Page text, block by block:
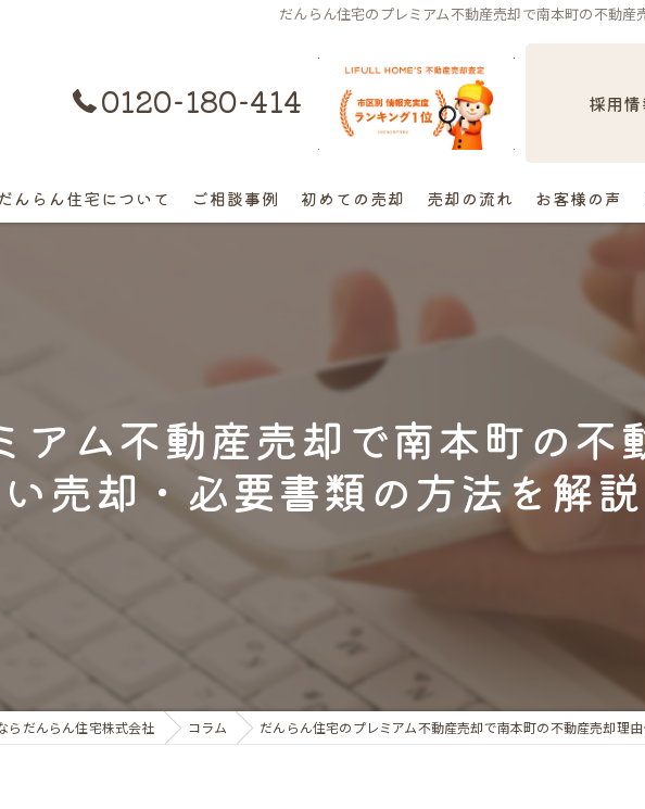
だんらん住宅のプレミアム不動産売却で南本町の不動
0120-180-414 購入はコチラ 採用
んらん住宅について ご相談事例
離婚不動産の売却相談
高額早期売却の相談
終活売却の相談
空き家の相談
マンショントラブルでの買替え相談
初めての売却 売却の流れ お客様の声
アム不動産売却で南本町の不
売却・必要書類の方法を解説
らだんらん住宅株式会社 コラム だんらん住宅のプレミアム不動産売却で南本町の不動産売却理